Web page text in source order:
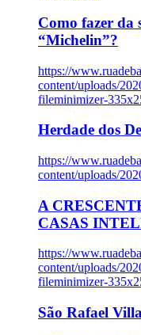
Como fazer da
“Michelin”?
https://
content/uploads/
fileminimizer-
Herdade dos
https://
content/uploads/
A
CASAS
https://
content/uploads/
fileminimizer-
São Rafael